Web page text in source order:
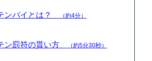
ンパイとは？ （約4分）
ン罰符の貰い方 （約5分30秒）